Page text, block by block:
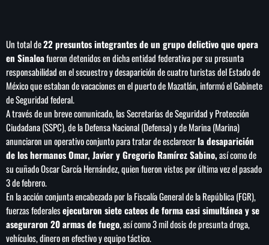
RANKING
PUBLICIDAD
HISTORIA
SEARCH
NOTAS
Un total de22 presuntos integrantes de un grupo delictivo que opera
en Sinaloafueron detenidos en dicha entidad federativa por su presunta
responsabilidad en el secuestro y desaparición de cuatro turistas del Estado de
México que estaban de vacaciones en el puerto de Mazatlán, informó el Gabinete
de Seguridad federal.
A través de un breve comunicado, las Secretarías de Seguridad y Protección
Ciudadana (SSPC), de la Defensa Nacional (Defensa) y de Marina (Marina)
anunciaron un operativo conjunto para tratar de esclarecerla desaparición
de los hermanos Omar, Javier y Gregorio Ramírez Sabino,así como de
su cuñado Oscar García Hernández, quien fueron vistos por última vez el pasado
3 de febrero.
En la acción conjunta encabezada por la Fiscalía General de la República (FGR),
fuerzas federalesejecutaron siete cateos de forma casi simultánea y se
aseguraron 20 armas de fuego, así como 3 mil dosis de presunta droga,
vehículos, dinero en efectivo y equipo táctico.